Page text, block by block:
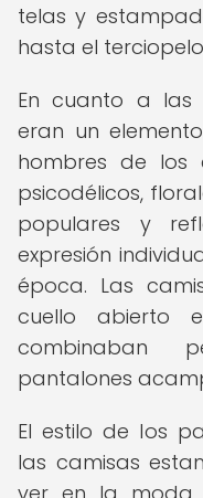
telas y
hasta el
En cuanto a las
eran un
hombres de los
psicodélicos,
populares y
expresión
época. Las
cuello abierto
combinaban
pantalones
El estilo de los
las camisas